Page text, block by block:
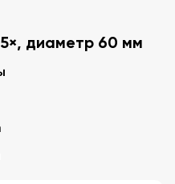
диаметр 60 мм